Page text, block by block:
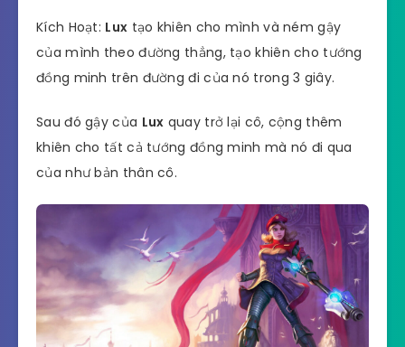
Kích Hoạt: Lux tạo khiên cho mình và ném gậy
của mình theo đường thẳng, tạo khiên cho tướng
đồng minh trên đường đi của nó trong 3 giây.
Sau đó gậy của Lux quay trở lại cô, cộng thêm
khiên cho tất cả tướng đồng minh mà nó đi qua
của như bản thân cô.